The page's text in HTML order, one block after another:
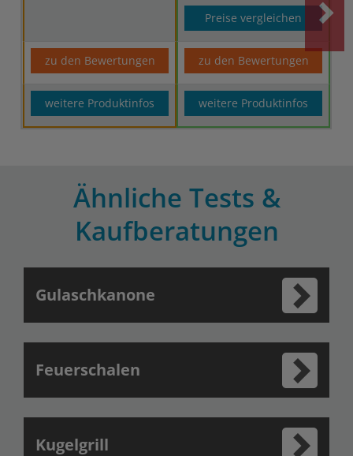
Preise vergleichen
zu den Bewertungen zu den Bewertungen
weitere Produktinfos weitere Produktinfos
Ähnliche Tests &
Kaufberatungen
Gulaschkanone
Feuerschalen
Kugelgrill